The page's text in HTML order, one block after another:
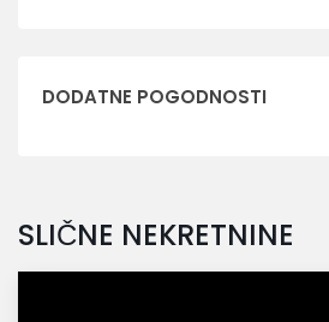
DODATNE POGODNOSTI
SLIČNE NEKRETNINE